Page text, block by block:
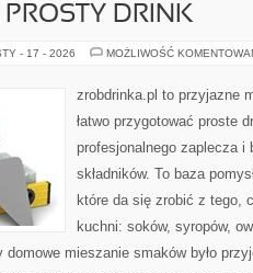
PROSTY DRINK
- 17 - 2026 MOŻLIWOŚĆ
zrobdrinka.pl to przyjazne
łatwo przygotować proste
profesjonalnego zaplecza i
składników. To baza
które da się zrobić z tego,
kuchni: soków, syropów,
domowe mieszanie smaków było